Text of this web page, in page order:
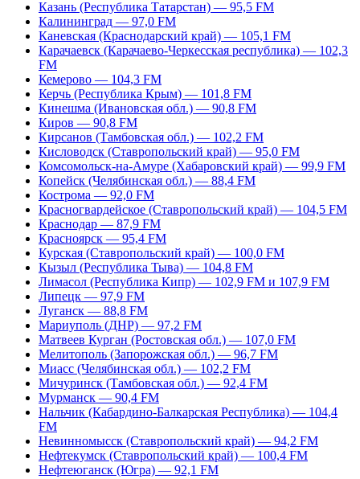
Казань (Республика Татарстан) — 95,5 FM
Калининград — 97,0 FM
Каневская (Краснодарский край) — 105,1 FM
Карачаевск (Карачаево-Черкесская республика) — 102,3
FM
Кемерово — 104,3 FM
Керчь (Республика Крым) — 101,8 FM
Кинешма (Ивановская обл.) — 90,8 FM
Киров — 90,8 FM
Кирсанов (Тамбовская обл.) — 102,2 FM
Кисловодск (Ставропольский край) — 95,0 FM
Комсомольск-на-Амуре (Хабаровский край) — 99,9 FM
Копейск (Челябинская обл.) — 88,4 FM
Кострома — 92,0 FM
Красногвардейское (Ставропольский край) — 104,5 FM
Краснодар — 87,9 FM
Красноярск — 95,4 FM
Курская (Ставропольский край) — 100,0 FM
Кызыл (Республика Тыва) — 104,8 FM
Лимасол (Республика Кипр) — 102,9 FM и 107,9 FM
Липецк — 97,9 FM
Луганск — 88,8 FM
Мариуполь (ДНР) — 97,2 FM
Матвеев Курган (Ростовская обл.) — 107,0 FM
Мелитополь (Запорожская обл.) — 96,7 FM
Миасс (Челябинская обл.) — 102,2 FM
Мичуринск (Тамбовская обл.) — 92,4 FM
Мурманск — 90,4 FM
Нальчик (Кабардино-Балкарская Республика) — 104,4
FM
Невинномысск (Ставропольский край) — 94,2 FM
Нефтекумск (Ставропольский край) — 100,4 FM
Нефтеюганск (Югра) — 92,1 FM